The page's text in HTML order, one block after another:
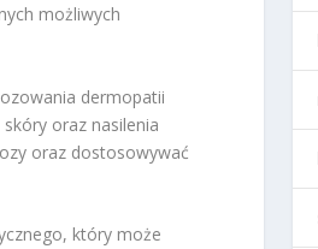
możliwych
dermopatii
oraz nasilenia
oraz dostosowywać
który może